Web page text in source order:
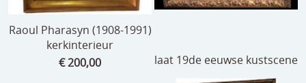
Raoul Pharasyn (1908-1991)
kerkinterieur
€ 200,00
laat 19de eeuwse kustscene